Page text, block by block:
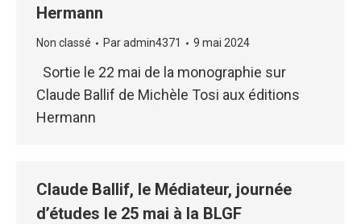
Hermann
Non classé Paradmin4371 9 mai 2024
Sortie le 22 mai de la monographie sur
Claude Ballif de Michèle Tosi aux éditions
Hermann
Claude Ballif, le Médiateur, journée
d’études le 25 mai à la BLGF